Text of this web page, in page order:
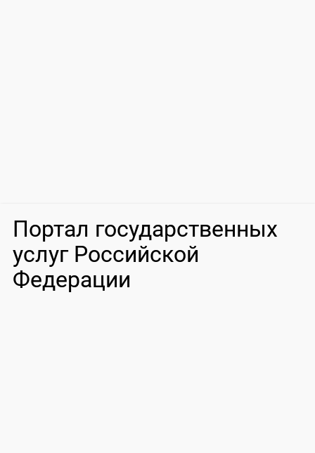
Портал государственных
услуг Российской
Федерации